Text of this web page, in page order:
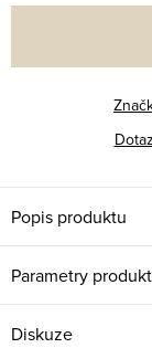
cena:
Popis produktu
Parametry
Diskuze